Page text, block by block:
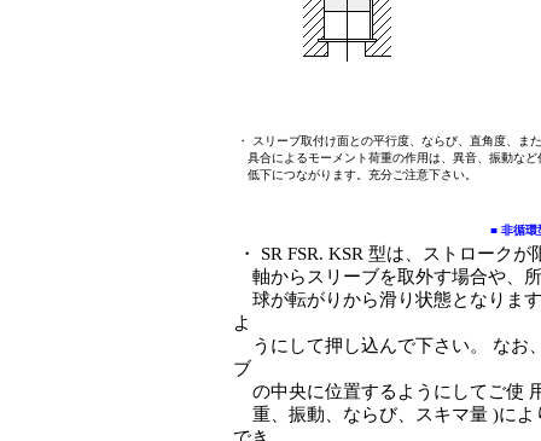
・ スリーブ取付け面との平行度、ならび、直角度、ま
具合によるモーメント荷重の作用は、異音、振動など
低下につながります。充分ご注意下さい。
■ 非循環
・ SR FSR. KSR 型は、ストローク
軸からスリーブを取外す場合や、
球が転がりから滑り状態となりま
よ
うにして押し込んで下さい。 なお
ブ
の中央に位置するようにしてご使
重、振動、ならび、スキマ量 )によ